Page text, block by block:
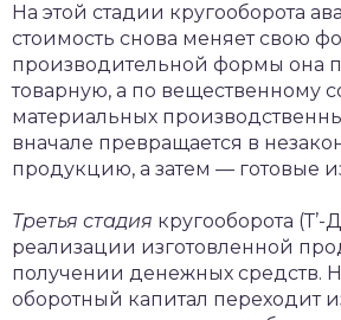
На этой стадии кругооборота
стоимость снова меняет свою
производительной формы она
товарную, а по вещественному
материальных
вначале превращается в
продукцию, а затем — готовые
Третья стадия кругооборота (Т’-
реализации изготовленной
получении денежных средств.
оборотный капитал переходит